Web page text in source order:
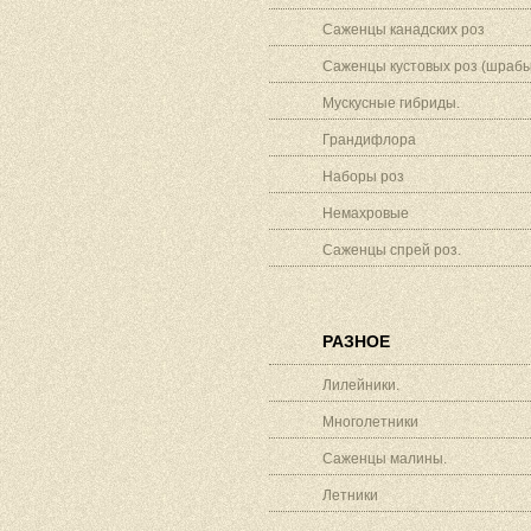
Саженцы канадских роз
Саженцы кустовых роз
Мускусные гибриды.
Грандифлора
Наборы роз
Немахровые
Саженцы спрей роз.
РАЗНОЕ
Лилейники.
Многолетники
Саженцы малины.
Летники